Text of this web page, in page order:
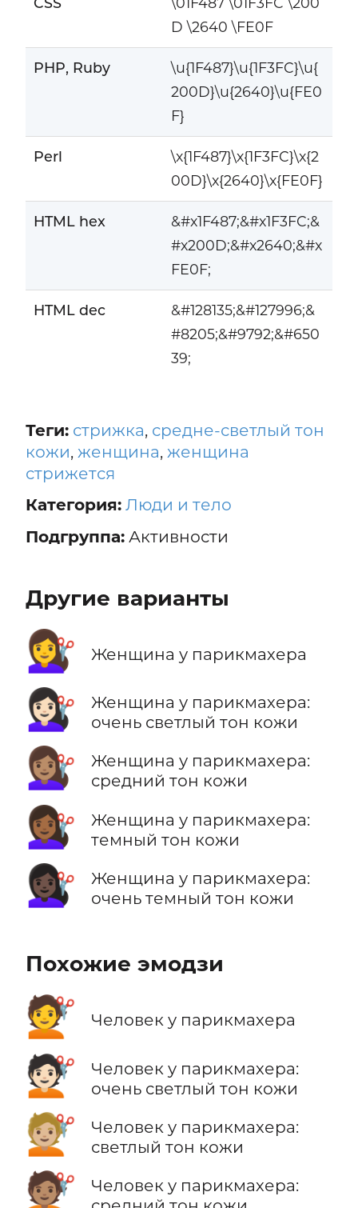
D \2640 \FE0F
PHP, Ruby
\u{1F487}\u{1F3FC}\u{
200D}\u{2640}\u{FE0
F}
Perl
\x{1F487}\x{1F3FC}\x{2
00D}\x{2640}\x{FE0F}
HTML hex
&#x1F487;&#x1F3FC;&
#x200D;&#x2640;&#x
FE0F;
HTML dec
&#128135;&#127996;&
#8205;&#9792;&#650
39;
Теги: стрижка, средне-светлый тон
кожи, женщина, женщина
стрижется
Категория: Люди и тело
Подгруппа:Активности
Другие варианты
💇‍♀️ Женщина у парикмахера
💇🏻‍♀️
Женщина у парикмахера:
очень светлый тон кожи
💇🏽‍♀️
Женщина у парикмахера:
средний тон кожи
💇🏾‍♀️
Женщина у парикмахера:
темный тон кожи
💇🏿‍♀️
Женщина у парикмахера:
очень темный тон кожи
Похожие эмодзи
💇 Человек у парикмахера
💇🏻
Человек у парикмахера:
очень светлый тон кожи
💇🏼
Человек у парикмахера:
светлый тон кожи
💇🏽
Человек у парикмахера: